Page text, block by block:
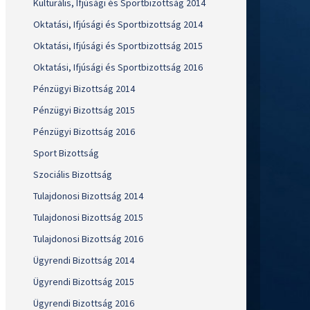
Kulturális, Ifjúsági és Sportbizottság 2014
Oktatási, Ifjúsági és Sportbizottság 2014
Oktatási, Ifjúsági és Sportbizottság 2015
Oktatási, Ifjúsági és Sportbizottság 2016
Pénzügyi Bizottság 2014
Pénzügyi Bizottság 2015
Pénzügyi Bizottság 2016
Sport Bizottság
Szociális Bizottság
Tulajdonosi Bizottság 2014
Tulajdonosi Bizottság 2015
Tulajdonosi Bizottság 2016
Ügyrendi Bizottság 2014
Ügyrendi Bizottság 2015
Ügyrendi Bizottság 2016